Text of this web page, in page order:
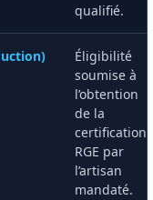
qualifié.
Éligibilité
soumise à
l’obtention
de la
certification
RGE par
l’artisan
mandaté.